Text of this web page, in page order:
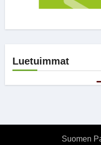
Luetuimmat
Suomen